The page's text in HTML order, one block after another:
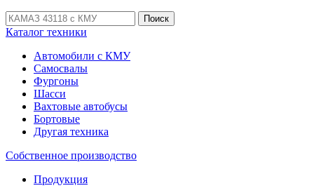
Поиск
Каталог техники
Автомобили с КМУ
Самосвалы
Фургоны
Шасси
Вахтовые автобусы
Бортовые
Другая техника
Собственное производство
Продукция